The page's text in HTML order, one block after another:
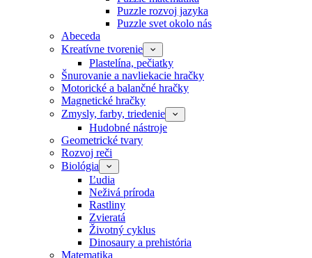
Puzzle rozvoj jazyka
Puzzle svet okolo nás
Abeceda
Kreatívne tvorenie
Plastelína, pečiatky
Šnurovanie a navliekacie hračky
Motorické a balančné hračky
Magnetické hračky
Zmysly, farby, triedenie
Hudobné nástroje
Geometrické tvary
Rozvoj reči
Biológia
Ľudia
Neživá príroda
Rastliny
Zvieratá
Životný cyklus
Dinosaury a prehistória
Matematika